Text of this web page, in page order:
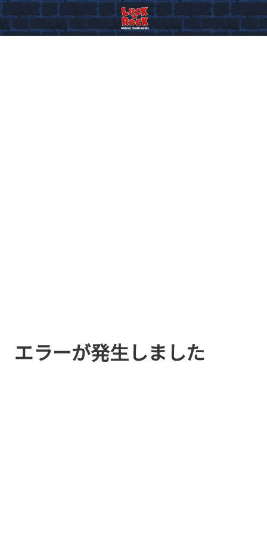
エラーが発生しました